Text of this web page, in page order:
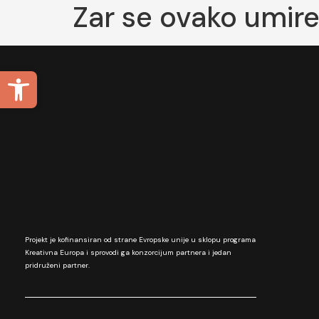
Open toolbar
Zar se ovako
Projekt je kofinansiran od strane Evropske unije u sklopu programa
Kreativna Europa i sprovodi ga konzorcijum partnera i jedan
pridruženi partner.